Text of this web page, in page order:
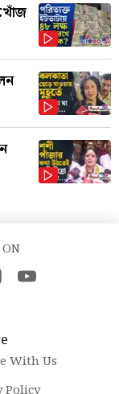
খোঁজ
With Us